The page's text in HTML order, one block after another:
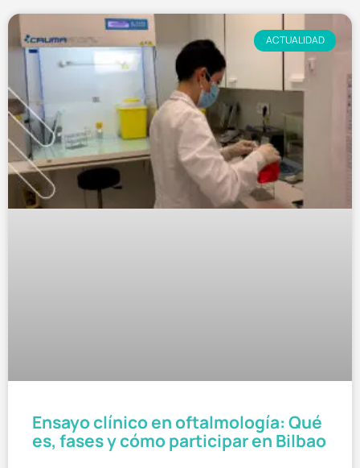
ACTUALIDAD
Ensayo clínico en oftalmología: Qué
es, fases y cómo participar en Bilbao